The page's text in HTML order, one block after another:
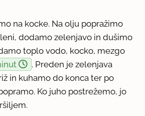
na kocke. Na olju popražimo
dodamo zelenjavo in dušimo
toplo vodo, kocko, mezgo
. Preden je zelenjava
in kuhamo do konca ter po
Ko juho postrežemo, jo